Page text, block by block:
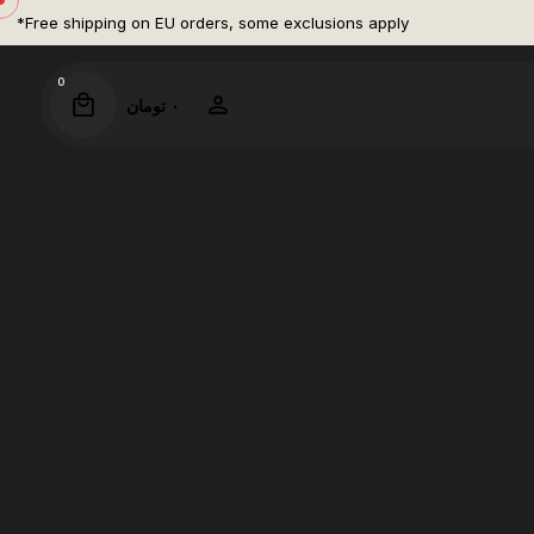
Free shipping on EU orders, some exclusions apply*
۰ تومان
0